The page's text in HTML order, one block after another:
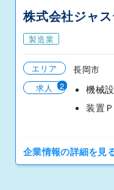
株式会社ジャ
製造業
エリア 長岡市
求人 2
機械
企業情報の詳細を見